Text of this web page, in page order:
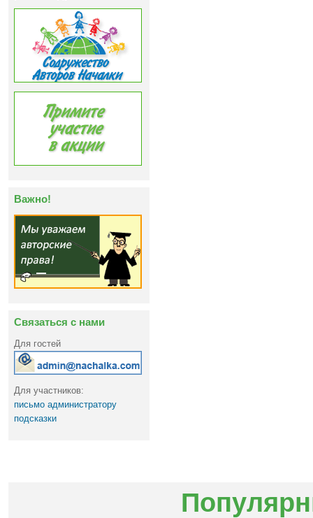
Важно!
Связаться с нами
Для гостей
Для участников:
письмо администратору
подсказки